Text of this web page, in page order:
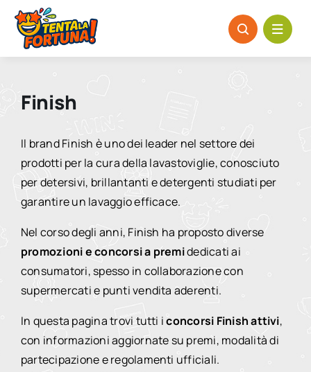
Salta
contenuto
Finish
Il brandFinish è uno dei leader nel settore dei
prodotti per la cura della lavastoviglie, conosciuto
per detersivi, brillantanti e detergenti studiati per
garantire un lavaggio efficace.
Nel corso degli anni, Finish ha proposto diverse
promozioni e concorsi a premidedicati ai
consumatori, spesso in collaborazione con
supermercati e punti vendita aderenti.
In questa pagina trovi tutti iconcorsi Finish attivi,
con informazioni aggiornate su premi, modalità di
partecipazione e regolamenti ufficiali.